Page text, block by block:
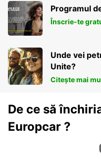
Programul
Înscrie-te
Unde vei
Unite?
Citește mai
De ce să
Europcar ?